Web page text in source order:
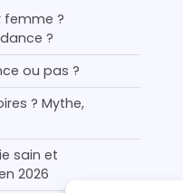
femme ?
?
ou pas ?
? Mythe,
sain et
2026